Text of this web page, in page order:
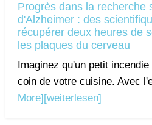
Progrès dans la recherche
d'Alzheimer : des
récupérer deux heures de
les plaques du cerveau
Imaginez qu'un petit
coin de votre cuisine. Avec
More][weiterlesen]